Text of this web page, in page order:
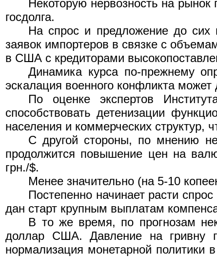
Некоторую нервозность на рынок
госдолга.
На спрос и предложение до
заявок импортеров в связке с
в США с кредиторами
Динамика курса по-прежнему
эскалация военного конфликта
По оценке экспертов
способствовать детенизации
населения и коммерческих структур,
С другой стороны, по мнению
продолжится повышение цен на
грн./$.
Менее значительно (на 5-10
Постепенно начинает расти
дан старт крупным выплатам
В то же время, по прогнозам
доллар США. Давление на гривну
нормализация монетарной